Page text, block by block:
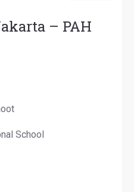
– PAH
School